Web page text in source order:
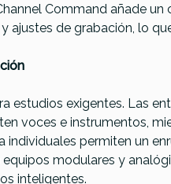
Command añade
ajustes de grabación, lo
estudios exigentes. Las
voces e instrumentos,
individuales permiten un
modulares y
inteligentes.